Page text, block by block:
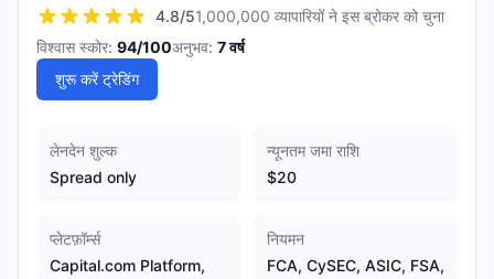
4.8/51,000,000 व्यापारियों ने इस ब्रोकर को चुना
विश्वास स्कोर: 94/100अनुभव: 7वर्ष
शुरू करें ट्रेडिंग
लेनदेन शुल्क
Spread only
न्यूनतम जमा राशि
$20
प्लेटफ़ॉर्म्स
Capital.com Platform,
नियमन
FCA, CySEC, ASIC, FSA,